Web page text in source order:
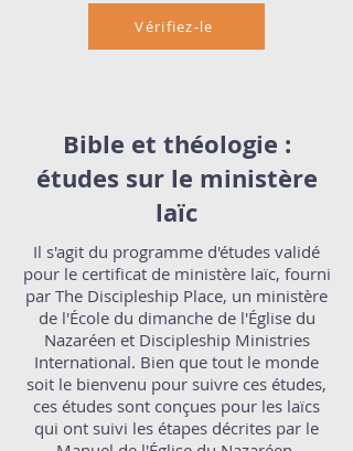
Vérifiez-le
Bible et théologie :
études sur le ministère
laïc
Il s'agit du programme d'études validé
pour le certificat de ministère laïc, fourni
par The Discipleship Place, un ministère
de l'École du dimanche de l'Église du
Nazaréen et Discipleship Ministries
International. Bien que tout le monde
soit le bienvenu pour suivre ces études,
ces études sont conçues pour les laïcs
qui ont suivi les étapes décrites par le